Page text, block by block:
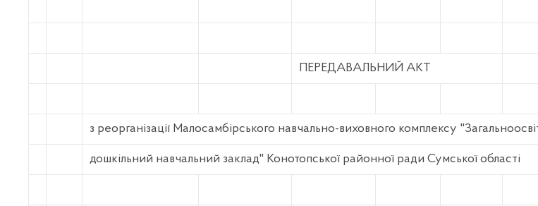
ПЕРЕДАВАЛЬНИЙ АКТ
з реорганізації Малосамбірського навчально-виховного комплексу
дошкільний навчальний заклад" Конотопської районної ради Сумської області